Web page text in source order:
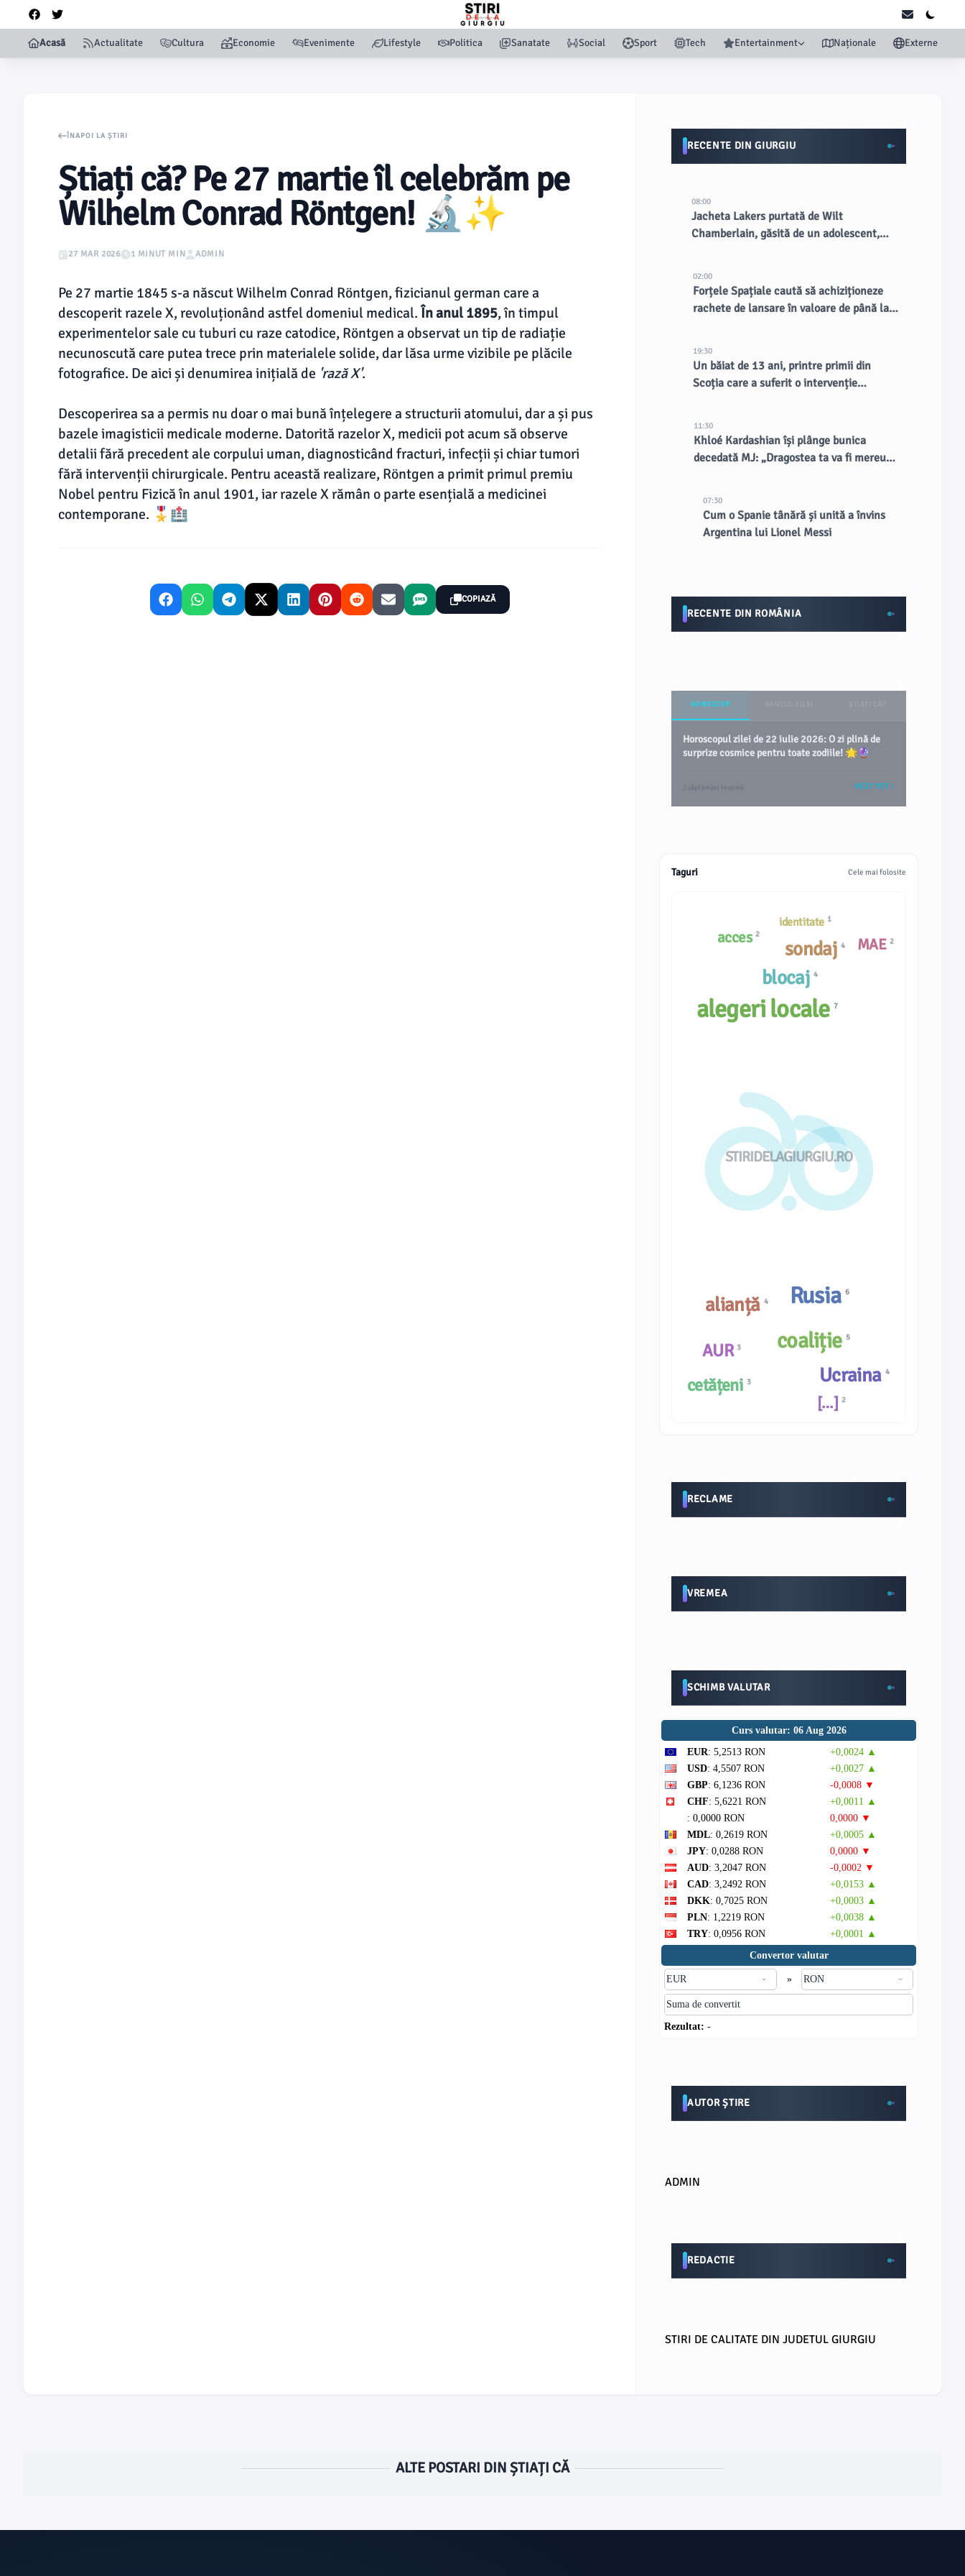
Acasă Actualitate Cultura Economie Evenimente Lifestyle Politica Sanatate Social Sport Tech Entertainment Naționale Externe
ÎNAPOI LA ȘTIRI
Știați că? Pe 27 martie îl celebrăm pe
Wilhelm Conrad Röntgen! 🔬✨
27 MAR 2026 1 MINUT MIN ADMIN
Pe 27 martie 1845 s-a născut Wilhelm Conrad Röntgen, fizicianul german care a
descoperit razele X, revoluționând astfel domeniul medical. În anul 1895, în timpul
experimentelor sale cu tuburi cu raze catodice, Röntgen a observat un tip de radiație
necunoscută care putea trece prin materialele solide, dar lăsa urme vizibile pe plăcile
fotografice. De aici și denumirea inițială de 'rază X'.
Descoperirea sa a permis nu doar o mai bună înțelegere a structurii atomului, dar a și pus
bazele imagisticii medicale moderne. Datorită razelor X, medicii pot acum să observe
detalii fără precedent ale corpului uman, diagnosticând fracturi, infecții și chiar tumori
fără intervenții chirurgicale. Pentru această realizare, Röntgen a primit primul premiu
Nobel pentru Fizică în anul 1901, iar razele X rămân o parte esențială a medicinei
contemporane. 🎖️🏥
COPIAZĂ
RECENTE DIN GIURGIU
08:00
Jacheta Lakers purtată de Wilt
Chamberlain, găsită de un adolescent,
02:00
Forțele Spațiale caută să achiziționeze
rachete de lansare în valoare de până la
19:30
Un băiat de 13 ani, printre primii din
Scoția care a suferit o intervenție
11:30
Khloé Kardashian își plânge bunica
decedată MJ: „Dragostea ta va fi mereu
07:30
Cum o Spanie tânără și unită a învins
Argentina lui Lionel Messi
RECENTE DIN ROMÂNIA
HOROSCOP
Horoscopul zilei de 22 iulie 2026: O zi plină de
surprize cosmice pentru toate zodiile! 🌟🔮
2 săptămâni în urmă VEZI TOT
Taguri Cele mai folosite
STIRIDELAGIURGIU.RO
MAE 2
alianță 4
identitate 1
Rusia6
blocaj4
acces 2
cetățeni 3
sondaj4
[…] 2
coaliție 5
AUR 3
alegeri locale7
Ucraina 4
RECLAME
VREMEA
SCHIMB VALUTAR
Curs valutar: 06 Aug 2026
EUR: 5,2513 RON
+0,0024 ▲
USD: 4,5507 RON
+0,0027 ▲
GBP: 6,1236 RON
-0,0008 ▼
CHF: 5,6221 RON
+0,0011 ▲
: 0,0000 RON
0,0000 ▼
MDL: 0,2619 RON
+0,0005 ▲
JPY: 0,0288 RON
0,0000 ▼
AUD: 3,2047 RON
-0,0002 ▼
CAD: 3,2492 RON
+0,0153 ▲
DKK: 0,7025 RON
+0,0003 ▲
PLN: 1,2219 RON
+0,0038 ▲
TRY: 0,0956 RON
+0,0001 ▲
Convertor valutar
»
Rezultat: -
AUTOR ȘTIRE
ADMIN
REDACTIE
STIRI DE CALITATE DIN JUDETUL GIURGIU
ALTE POSTARI DIN ȘTIAȚI CĂ